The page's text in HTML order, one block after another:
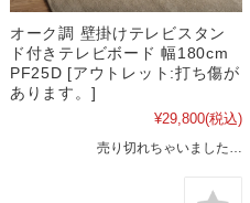
オーク調 壁掛けテレビスタン
ド付きテレビボード 幅180cm
PF25D [アウトレット:打ち傷が
あります。]
¥29,800(税込)
売り切れちゃいました…